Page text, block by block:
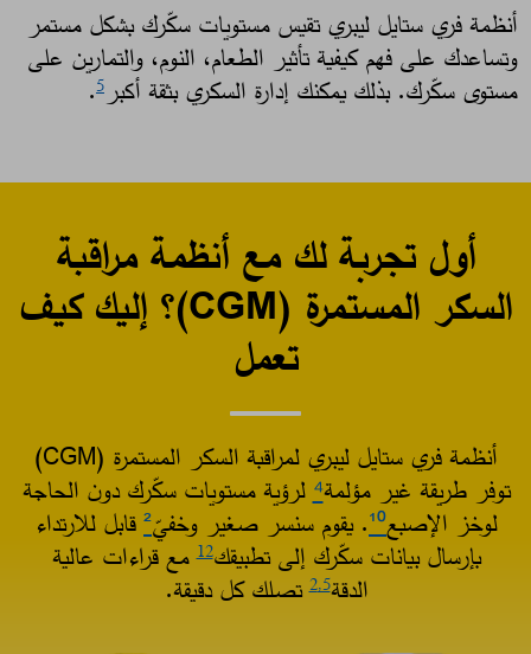
أنظمة فري ستايل ليبري تقيس مستويات سكّرك بشكل مستمر
وتساعدك على فهم كيفية تأثير الطعام، النوم، والتمارين على
مستوى سكّرك. بذلك يمكنك إدارة السكري بثقة أكبر 5
. ​
أول تجربة لك مع أنظمة مراقبة
السكر المستمرة (CGM)؟ إليك كيف
تعمل​
أنظمة فري ستايل ليبري لمراقبة السكر المستمرة (CGM)
توفر طريقة غير مؤلمة⁴لرؤية مستويات سكّرك دون الحاجة
لوخز الإصبع¹⁰. يقوم سنسر صغير وخفيّ²قابل للارتداء
بإرسال بيانات سكّرك إلى تطبيقك12مع قراءات عالية
الدقة 2,5 تصلك كل دقيقة.​